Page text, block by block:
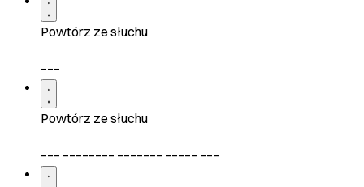
Powtórz ze słuchu
Powtórz ze słuchu